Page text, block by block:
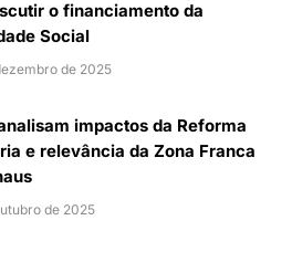
o financiamento da
Social
de 2025
impactos da Reforma
e relevância da Zona Franca
de 2025